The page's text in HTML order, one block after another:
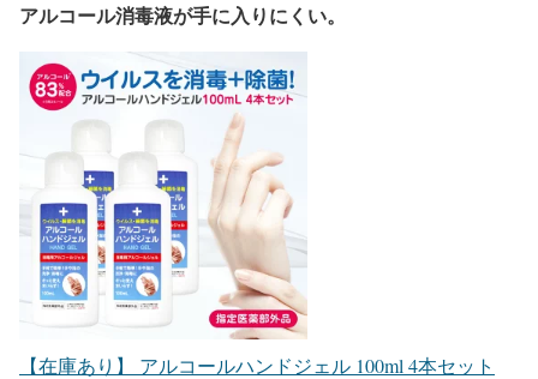
アルコール消毒液が手に入りにくい。
【在庫あり】 アルコールハンドジェル 100ml 4本セット